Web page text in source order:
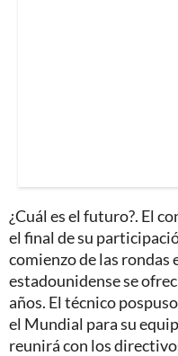
¿Cuál es el futuro?. El
el final de su
comienzo de las
estadounidense se
años. El técnico
el Mundial para su
reunirá con los